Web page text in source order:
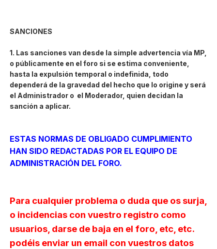
SANCIONES
1. Las sanciones van desde la simple advertencia vía MP,
o públicamente en el foro si se estima conveniente,
hasta la expulsión temporal o indefinida, todo
dependerá de la gravedad del hecho que lo origine y será
el Administrador o el Moderador, quien decidan la
sanción a aplicar.
ESTAS NORMAS DE OBLIGADO CUMPLIMIENTO
HAN SIDO REDACTADAS POR EL EQUIPO DE
ADMINISTRACIÓN DEL FORO.
Para cualquier problema o duda que os surja,
o incidencias con vuestro registro como
usuarios, darse de baja en el foro, etc, etc.
podéis enviar un email con vuestros datos